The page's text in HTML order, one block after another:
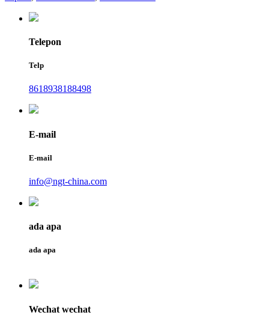
Telepon
Telp
8618938188498
E-mail
E-mail
info@ngt-china.com
ada apa
ada apa
Wechat wechat